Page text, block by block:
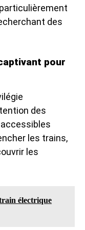
des
pour
des
les trains,
les
électrique